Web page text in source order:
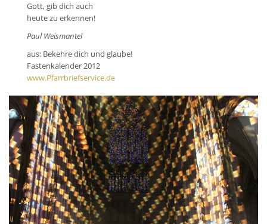
Gott, gib dich auch
heute zu erkennen!
Paul Weismantel
aus: Bekehre dich und glaube!
Fastenkalender 2012
www.Pfarrbriefservice.de